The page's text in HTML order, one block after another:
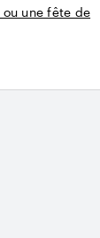
ou une fête de